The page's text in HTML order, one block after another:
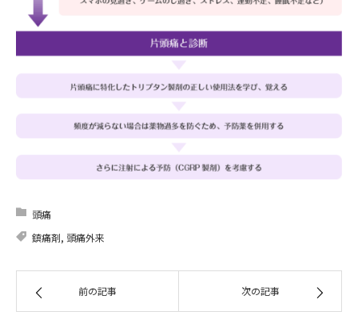
頭痛
鎮痛剤, 頭痛外来
前の記事 次の記事